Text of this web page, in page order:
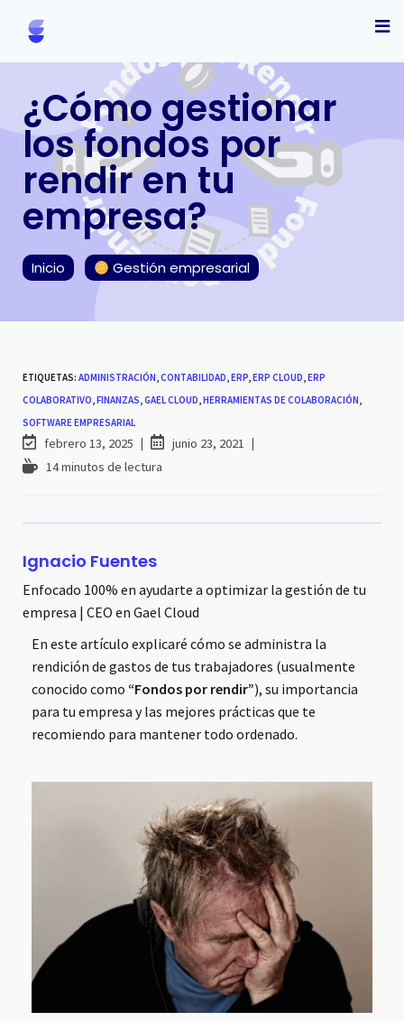
¿Cómo gestionar
los fondos por
rendir en tu
empresa?
Inicio Gestión empresarial
ETIQUETAS: ADMINISTRACIÓN,CONTABILIDAD,ERP,ERP CLOUD,ERP
COLABORATIVO,FINANZAS,GAEL CLOUD,HERRAMIENTAS DE COLABORACIÓN,
SOFTWARE EMPRESARIAL
febrero 13, 2025
junio 23, 2021
14 minutos de lectura
Ignacio Fuentes
Enfocado 100% en ayudarte a optimizar la gestión de tu
empresa | CEO en Gael Cloud
En este artículo explicaré cómo se administra la
rendición de gastos de tus trabajadores (usualmente
conocido como “Fondos por rendir”), su importancia
para tu empresa y las mejores prácticas que te
recomiendo para mantener todo ordenado.